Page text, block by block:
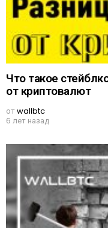
Что такое
от криптовалют
отwallbtc
6 лет назад